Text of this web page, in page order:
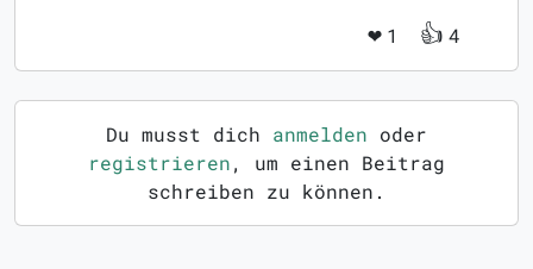
❤️ 1 👍 4
Du musst dich anmelden oder
registrieren, um einen Beitrag
schreiben zu können.